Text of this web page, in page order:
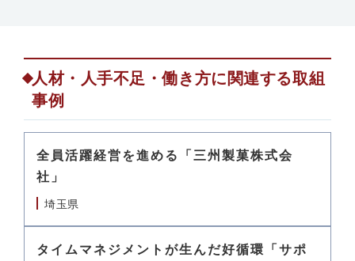
人材・人手不足・働き方に関連する取組
事例
全員活躍経営を進める「三州製菓株式会
社」
埼玉県
タイムマネジメントが生んだ好循環「サポ